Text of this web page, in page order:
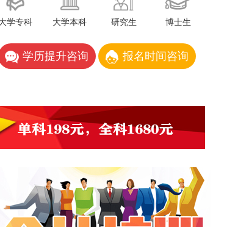
学专科 大学本科 研究生 博士生
学历提升咨询 报名时间咨询